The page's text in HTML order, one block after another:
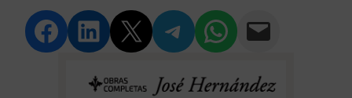
Compartir en Facebook Compartir en LinkedIn Compartir en Twitter Compartir en Telegram Compartir en WhatsApp Compartir vía Email